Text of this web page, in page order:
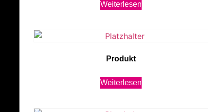
Weiterlesen
Produkt
Weiterlesen